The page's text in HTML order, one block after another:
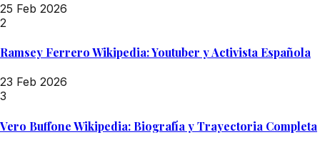
25 Feb 2026
2
Ramsey Ferrero Wikipedia: Youtuber y Activista Española
23 Feb 2026
3
Vero Buffone Wikipedia: Biografía y Trayectoria Completa